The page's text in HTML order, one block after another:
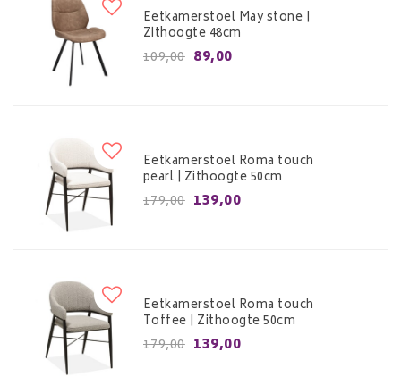
Eetkamerstoel May stone |
Zithoogte 48cm
109,00 89,00
Eetkamerstoel Roma touch
pearl | Zithoogte 50cm
179,00 139,00
Eetkamerstoel Roma touch
Toffee | Zithoogte 50cm
179,00 139,00